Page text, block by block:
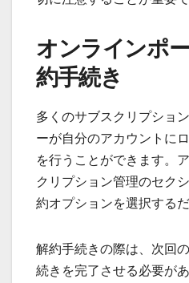
オンラインポ
約手続き
多くのサブスクリプショ
ーが自分のアカウントに
を行うことができます。
クリプション管理のセク
約オプションを選択するだ
解約手続きの際は、次回
続きを完了させる必要が